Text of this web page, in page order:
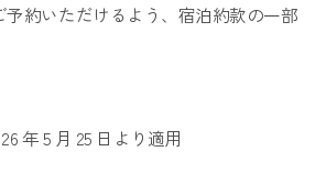
予約いただけるよう、宿泊約款の一部
5 月 25 日より適用